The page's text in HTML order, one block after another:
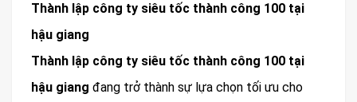
Thành lập công ty siêu tốc thành công 100 tại
hậu giang
Thành lập công ty siêu tốc thành công 100 tại
hậu giang đang trở thành sự lựa chọn tối ưu cho